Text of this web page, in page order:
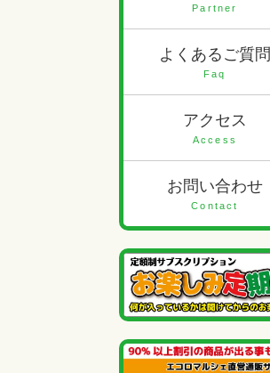
Partner
よくあるご質問
Faq
アクセス
Access
お問い合わせ
Contact